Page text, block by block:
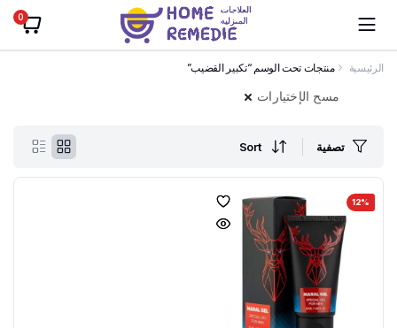
0
الرئيسية منتجات تحت الوسم “تكبير القضيب”
مسح الإختيارات
تصفية Sort
12%